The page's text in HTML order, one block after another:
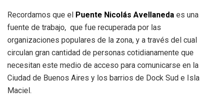
Recordamos que el Puente Nicolás Avellaneda es una
fuente de trabajo, que fue recuperada por las
organizaciones populares de la zona, y a través del cual
circulan gran cantidad de personas cotidianamente que
necesitan este medio de acceso para comunicarse en la
Ciudad de Buenos Aires y los barrios de Dock Sud e Isla
Maciel.